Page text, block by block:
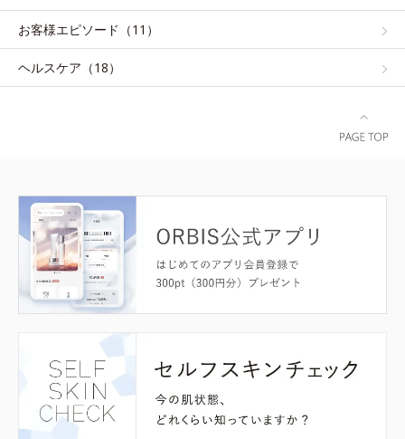
お客様エピソード（11）
ヘルスケア（18）